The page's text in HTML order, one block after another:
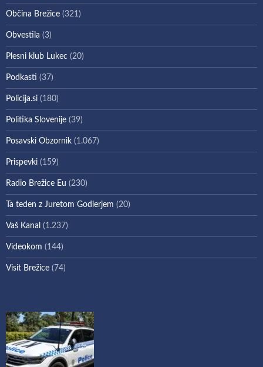
Občina Brežice (321)
Obvestila (3)
Plesni klub Lukec (20)
Podkasti (37)
Policija.si (180)
Politika Slovenije (39)
Posavski Obzornik (1.067)
Prispevki (159)
Radio Brežice Eu (230)
Ta teden z Juretom Godlerjem (20)
Vaš Kanal (1.237)
Videokom (144)
Visit Brežice (74)